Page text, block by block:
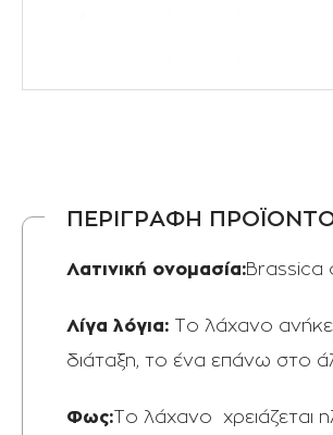
ΠΕΡΙΓΡΑΦΗ
Λατινική ονομασία:Brassica
Λίγα λόγια: Το λάχανο
διάταξη, το ένα επάνω στο
Φως: Το λάχανο χρειάζεται